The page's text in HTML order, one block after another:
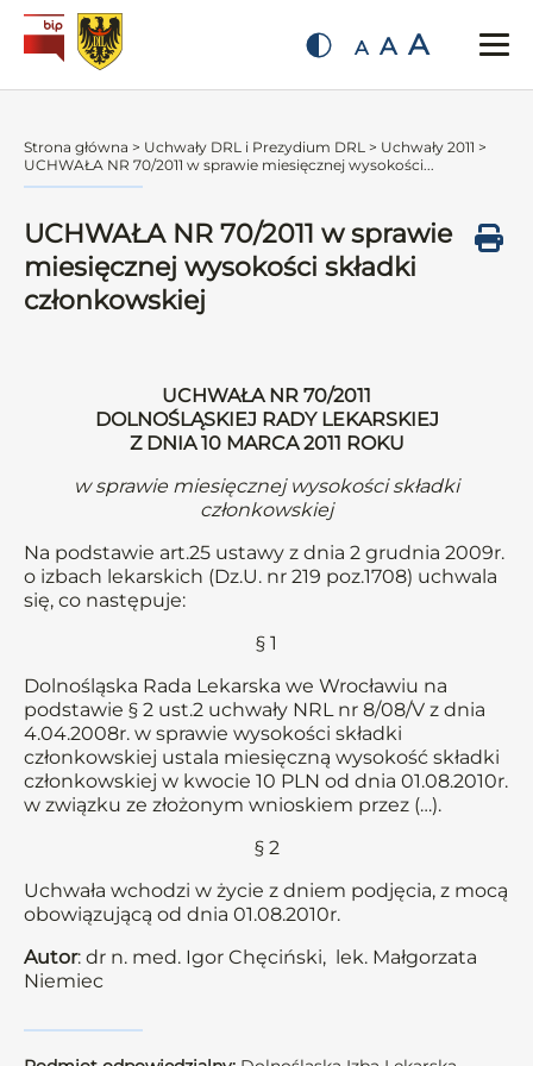
A A A
Strona główna > Uchwały DRL i Prezydium DRL > Uchwały 2011 >
UCHWAŁA NR 70/2011 w sprawie miesięcznej wysokości...
UCHWAŁA NR 70/2011 w sprawie
miesięcznej wysokości składki
członkowskiej
UCHWAŁA NR 70/2011
DOLNOŚLĄSKIEJ RADY LEKARSKIEJ
Z DNIA 10 MARCA 2011 ROKU
w sprawie miesięcznej wysokości składki
członkowskiej
Na podstawie art.25 ustawy z dnia 2 grudnia 2009r.
o izbach lekarskich (Dz.U. nr 219 poz.1708) uchwala
się, co następuje:
§ 1
Dolnośląska Rada Lekarska we Wrocławiu na
podstawie § 2 ust.2 uchwały NRL nr 8/08/V z dnia
4.04.2008r. w sprawie wysokości składki
członkowskiej ustala miesięczną wysokość składki
członkowskiej w kwocie 10 PLN od dnia 01.08.2010r.
w związku ze złożonym wnioskiem przez (…).
§ 2
Uchwała wchodzi w życie z dniem podjęcia, z mocą
obowiązującą od dnia 01.08.2010r.
Autor: dr n. med. Igor Chęciński, lek. Małgorzata
Niemiec